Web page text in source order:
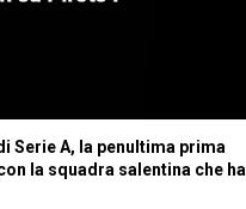
Serie A, la penultima prima
la squadra salentina che ha